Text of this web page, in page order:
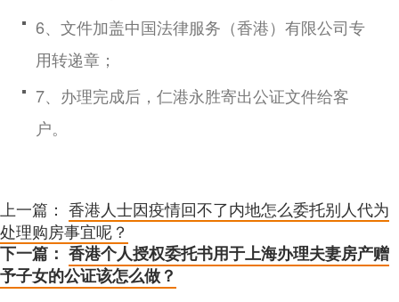
6、文件加盖中国法律服务（香港）有限公司专
用转递章；
7、办理完成后，仁港永胜寄出公证文件给客
户。
上一篇： 香港人士因疫情回不了内地怎么委托别人代为
处理购房事宜呢？
下一篇： 香港个人授权委托书用于上海办理夫妻房产赠
予子女的公证该怎么做？